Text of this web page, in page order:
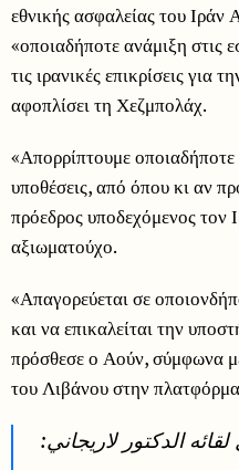
εθνικής ασφαλείας του Ιράν
«οποιαδήποτε ανάμιξη στις
τις ιρανικές επικρίσεις
αφοπλίσει τη Χεζμπολάχ.
«Απορρίπτουμε οποιαδήποτε
υποθέσεις, από όπου κι αν
πρόεδρος υποδεχόμενος τον
αξιωματούχο.
«Απαγορεύεται σε
και να επικαλείται την
πρόσθεσε ο Αούν, σύμφωνα
του Λιβάνου στην
الدكتور لاريجاني: